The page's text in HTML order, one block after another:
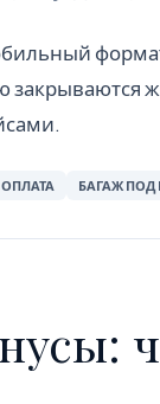
закрываются
БАГАЖ ПОД